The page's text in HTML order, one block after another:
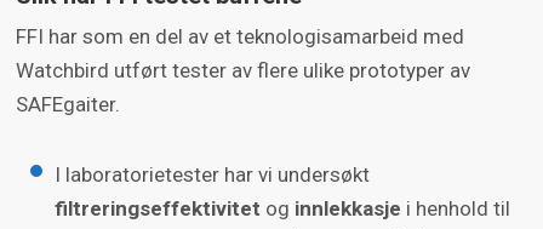
FFI har som en del av et teknologisamarbeid med
Watchbird utført tester av flere ulike prototyper av
SAFEgaiter.
I laboratorietester har vi undersøkt
filtreringseffektivitet og innlekkasje i henhold til